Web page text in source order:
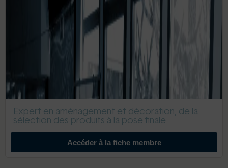
Expert en aménagement et décoration, de la
sélection des produits à la pose finale
Accéder à la fiche membre